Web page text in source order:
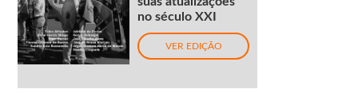
no século XXI
VER EDIÇÃO